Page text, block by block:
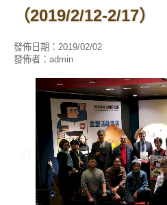
（2019/2/12-2/17）
發佈日期： 2019/02/02
發佈者： admin